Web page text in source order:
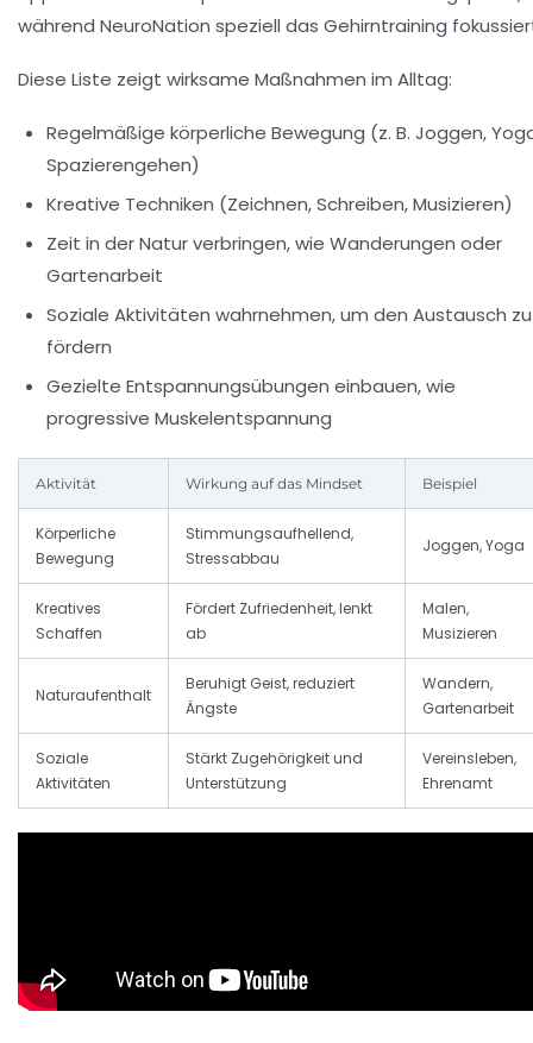
während NeuroNation speziell das Gehirntraining
Diese Liste zeigt wirksame Maßnahmen im Alltag:
Regelmäßige körperliche Bewegung (z. B. Joggen,
Spazierengehen)
Kreative Techniken (Zeichnen, Schreiben, Musizieren)
Zeit in der Natur verbringen, wie Wanderungen oder
Gartenarbeit
Soziale Aktivitäten wahrnehmen, um den Austausch zu
fördern
Gezielte Entspannungsübungen einbauen, wie
progressive Muskelentspannung
Aktivität Wirkung auf das Mindset Beispiel
Körperliche
Bewegung
Stimmungsaufhellend,
Stressabbau
Joggen, Yoga
Kreatives
Schaffen
Fördert Zufriedenheit, lenkt
ab
Malen,
Musizieren
Naturaufenthalt
Beruhigt Geist, reduziert
Ängste
Wandern,
Gartenarbeit
Soziale
Aktivitäten
Stärkt Zugehörigkeit und
Unterstützung
Vereinsleben,
Ehrenamt